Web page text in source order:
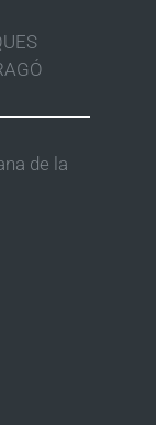
de la